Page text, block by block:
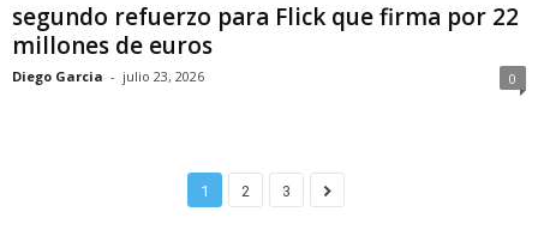
segundo refuerzo para Flick que firma por 22
millones de euros
Diego Garcia - julio 23, 2026 0
1 2 3